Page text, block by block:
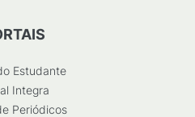
Estudante
Integra
Periódicos